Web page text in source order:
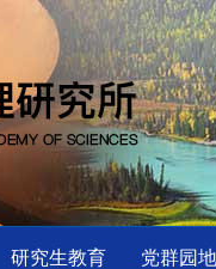
研究生教育 党群园地